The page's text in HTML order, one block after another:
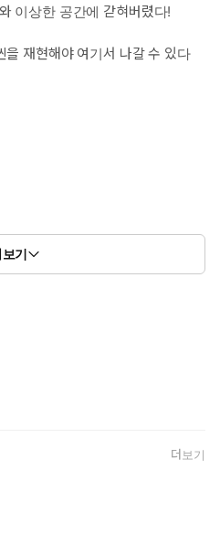
이상한 공간에 갇혀버렸다!
재현해야 여기서 나갈 수 있다
데."
보기
더보기